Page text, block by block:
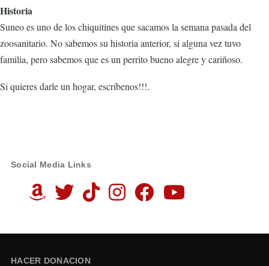
Historia
Suneo es uno de los chiquitines que sacamos la semana pasada del
zoosanitario. No sabemos su historia anterior, si alguna vez tuvo
familia, pero sabemos que es un perrito bueno alegre y cariñoso.
Si quieres darle un hogar, escríbenos!!!.
Social Media Links
HACER DONACION